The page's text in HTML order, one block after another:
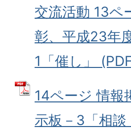
交流活動 13ペ
彰、平成23年
1「催し」
14ページ 情報
示板－3「相